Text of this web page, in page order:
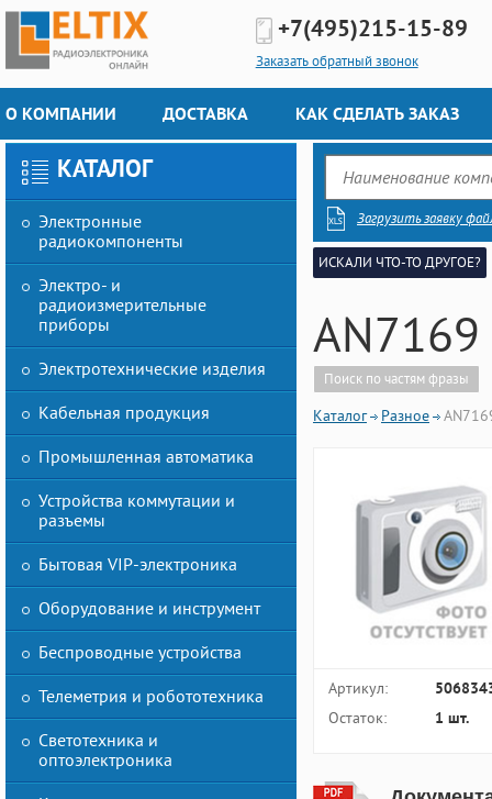
+7(495)215-15-89
Заказать обратный звонок
О КОМПАНИИ ДОСТАВКА КАК СДЕЛАТЬ ЗАКАЗ
КАТАЛОГ
Электронные
радиокомпоненты
Электро- и
радиоизмерительные
приборы
Электротехнические изделия
Кабельная продукция
Промышленная автоматика
Устройства коммутации и
разъемы
Бытовая VIP-электроника
Оборудование и инструмент
Беспроводные устройства
Телеметрия и робототехника
Светотехника и
оптоэлектроника
Загрузить заявку
ИСКАЛИ ЧТО-ТО ДРУГОЕ?
AN7169
Поиск по частям фразы
Каталог Разное
Артикул:
Остаток: 1 шт.